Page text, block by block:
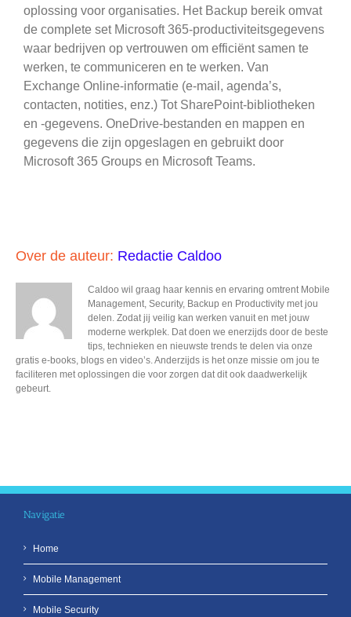
oplossing voor organisaties. Het Backup bereik omvat
de complete set Microsoft 365-productiviteitsgegevens
waar bedrijven op vertrouwen om efficiënt samen te
werken, te communiceren en te werken. Van
Exchange Online-informatie (e-mail, agenda’s,
contacten, notities, enz.) Tot SharePoint-bibliotheken
en -gegevens. OneDrive-bestanden en mappen en
gegevens die zijn opgeslagen en gebruikt door
Microsoft 365 Groups en Microsoft Teams.
Over de auteur: Redactie Caldoo
Caldoo wil graag haar kennis en ervaring omtrent Mobile
Management, Security, Backup en Productivity met jou
delen. Zodat jij veilig kan werken vanuit en met jouw
moderne werkplek. Dat doen we enerzijds door de beste
tips, technieken en nieuwste trends te delen via onze
gratis e-books, blogs en video’s. Anderzijds is het onze missie om jou te
faciliteren met oplossingen die voor zorgen dat dit ook daadwerkelijk
gebeurt.
Navigatie
Home
Mobile Management
Mobile Security